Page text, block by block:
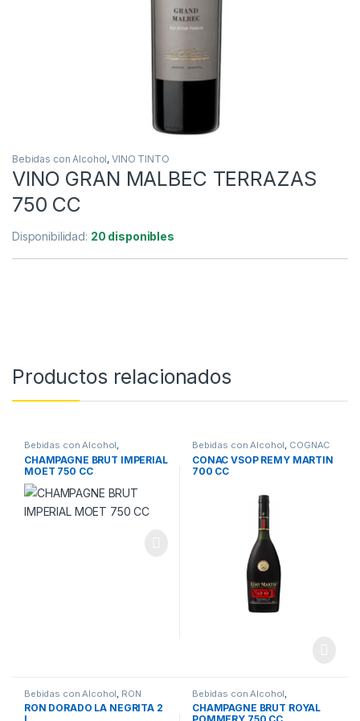
Bebidas con Alcohol,VINO TINTO
VINO GRAN MALBEC TERRAZAS
750 CC
Disponibilidad: 20 disponibles
Productos relacionados
Bebidas con Alcohol,
CHAMPAGNE
CHAMPAGNE BRUT IMPERIAL
MOET 750 CC
Bebidas con Alcohol, COGNAC
CONAC VSOP REMY MARTIN
700 CC
Bebidas con Alcohol RON
RON DORADO LA NEGRITA 2
Bebidas con Alcohol
CHAMPAGNE
CHAMPAGNE BRUT ROYAL